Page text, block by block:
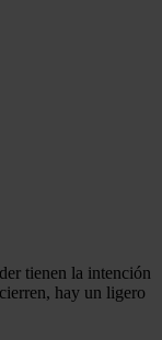
tienen la intención
hay un ligero